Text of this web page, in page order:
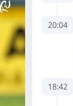
20:04
18:42